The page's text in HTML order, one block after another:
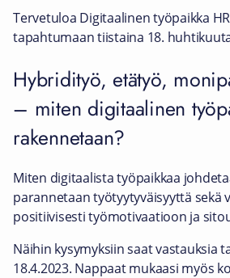
Tervetuloa Digitaalinen työpaikka
tapahtumaan tiistaina 18.
Hybridityö, etätyö,
– miten digitaalinen
rakennetaan?
Miten digitaalista työpaikkaa
parannetaan työtyytyväisyyttä sekä
positiivisesti työmotivaatioon ja
Näihin kysymyksiin saat vastauksia
18.4.2023. Nappaat mukaasi myös